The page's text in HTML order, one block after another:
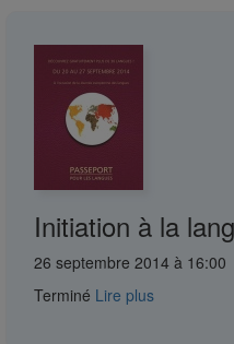
Initiation à la
26 septembre 2014 à 16:00
Terminé Lire plus